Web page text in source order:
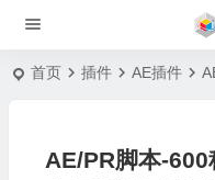
首页 插件 AE插件
AE/PR脚本-